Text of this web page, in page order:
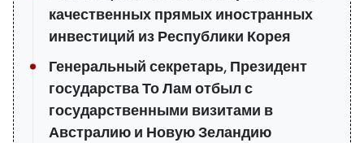
качественных прямых иностранных
инвестиций из Республики Корея
Генеральный секретарь, Президент
государства То Лам отбыл с
государственными визитами в
Австралию и Новую Зеландию